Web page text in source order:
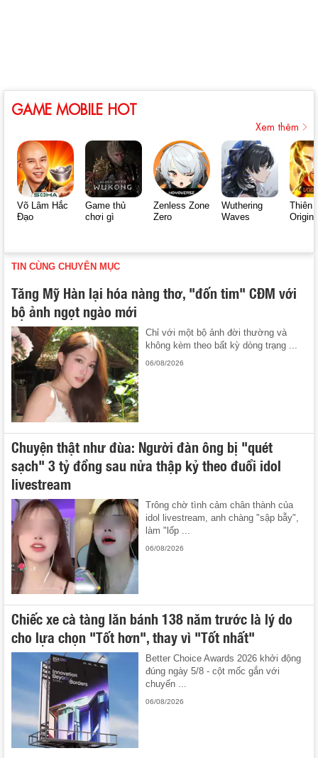
GAME MOBILE HOT
Xem thêm
Võ Lâm Hắc
Đạo
Game thủ
chơi gì
Zenless Zone
Zero
Wuthering
Waves
Thiên
Origin
TIN CÙNG CHUYÊN MỤC
Tăng Mỹ Hàn lại hóa nàng thơ, "đốn tim" CĐM với
bộ ảnh ngọt ngào mới
Chỉ với một bộ ảnh đời thường và
không kèm theo bất kỳ dòng trạng ...
06/08/2026
Chuyện thật như đùa: Người đàn ông bị "quét
sạch" 3 tỷ đồng sau nửa thập kỷ theo đuổi idol
livestream
Trông chờ tình cảm chân thành của
idol livestream, anh chàng "sập bẫy",
làm "lốp ...
06/08/2026
Chiếc xe cà tàng lăn bánh 138 năm trước là lý do
cho lựa chọn "Tốt hơn", thay vì "Tốt nhất"
Better Choice Awards 2026 khởi động
đúng ngày 5/8 - cột mốc gắn với
chuyến ...
06/08/2026